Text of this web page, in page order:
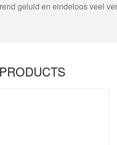
geluid en eindeloos veel